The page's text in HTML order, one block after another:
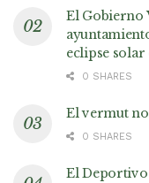
El Gobierno
eclipse solar
0 SHARES
El vermut
0 SHARES
El Deportivo